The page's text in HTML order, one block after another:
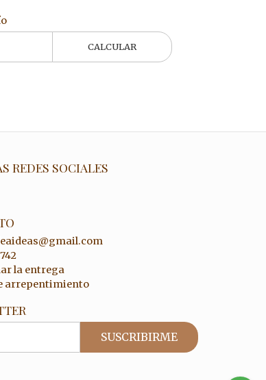
CALCULAR
REDES SOCIALES
la entrega
arrepentimiento
SUSCRIBIRME